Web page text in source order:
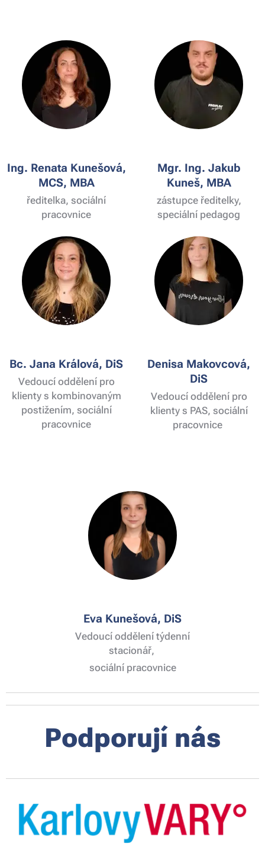
Ing. Renata Kunešová,
MCS, MBA
ředitelka, sociální
pracovnice
Mgr. Ing. Jakub
Kuneš, MBA
zástupce ředitelky,
speciální pedagog
Bc. Jana Králová, DiS
Vedoucí oddělení pro
klienty s kombinovaným
postižením, sociální
pracovnice
Denisa Makovcová,
DiS
Vedoucí oddělení pro
klienty s PAS, sociální
pracovnice
Eva Kunešová, DiS
Vedoucí oddělení týdenní
stacionář,
sociální pracovnice
Podporují nás